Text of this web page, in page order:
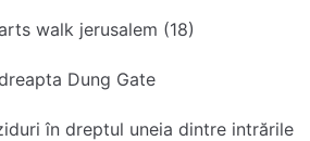
Dung Gate
în dreptul uneia dintre intrările